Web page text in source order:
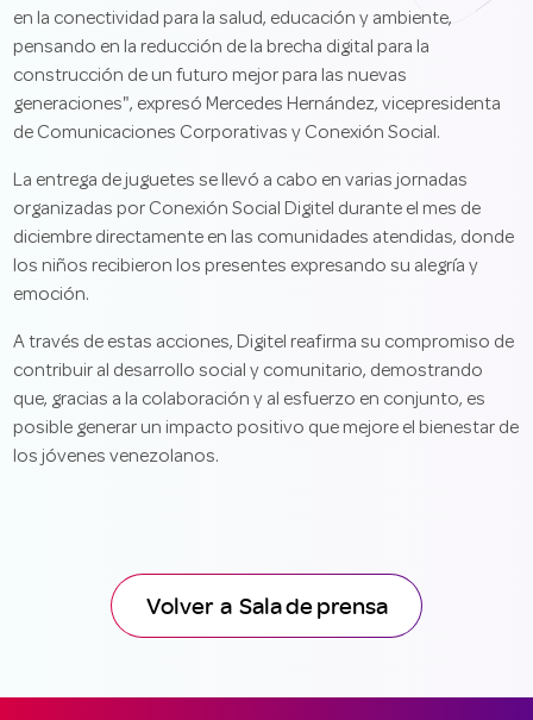
en la conectividad para la salud, educación y ambiente,
pensando en la reducción de la brecha digital para la
construcción de un futuro mejor para las nuevas
generaciones", expresó Mercedes Hernández, vicepresidenta
de Comunicaciones Corporativas y Conexión Social.
La entrega de juguetes se llevó a cabo en varias jornadas
organizadas por Conexión Social Digitel durante el mes de
diciembre directamente en las comunidades atendidas, donde
los niños recibieron los presentes expresando su alegría y
emoción.
A través de estas acciones, Digitel reafirma su compromiso de
contribuir al desarrollo social y comunitario, demostrando
que, gracias a la colaboración y al esfuerzo en conjunto, es
posible generar un impacto positivo que mejore el bienestar de
los jóvenes venezolanos.
Volver a Sala de prensa